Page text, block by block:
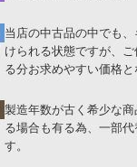
当店の中古品の中でも
けられる状態ですが、
る分お求めやすい価格と
製造年数が古く希少な
る場合も有る為、一部
す。